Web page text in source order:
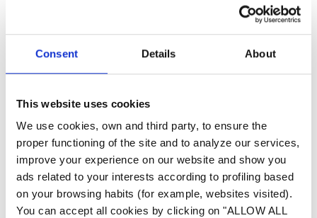
Consent Details About
This website uses cookies
We use cookies, own and third party, to ensure the
proper functioning of the site and to analyze our services,
improve your experience on our website and show you
ads related to your interests according to profiling based
on your browsing habits (for example, websites visited).
You can accept all cookies by clicking on "ALLOW ALL
Chauffage
Heat Line
Modèle Nu, Plus avec et sans circulateur
Compatible Avec Tous Types De C...
Robustesse Maximale
Compatible avec le traitement au sel
Fabriqué en France